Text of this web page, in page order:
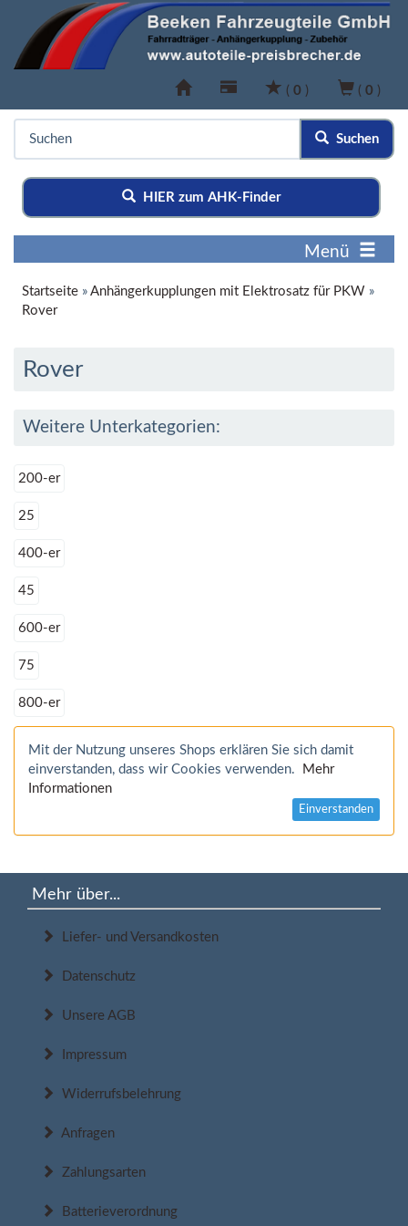
( 0 ) ( 0 )
Suchen
HIER zum AHK-Finder
Menü
Startseite » Anhängerkupplungen mit Elektrosatz für PKW »
Rover
Rover
Weitere Unterkategorien:
200-er
25
400-er
45
600-er
75
800-er
Mit der Nutzung unseres Shops erklären Sie sich damit
einverstanden, dass wir Cookies verwenden.
Mehr
Informationen
Einverstanden
Mehr über...
Liefer- und Versandkosten
Datenschutz
Unsere AGB
Impressum
Widerrufsbelehrung
Anfragen
Zahlungsarten
Batterieverordnung